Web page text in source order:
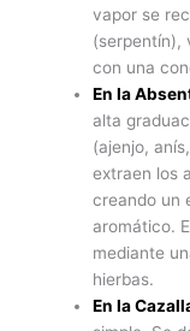
vapor se
(serpentín),
con una
En la
alta
(ajenjo,
extraen los
creando un
aromático.
mediante
hierbas.
En la